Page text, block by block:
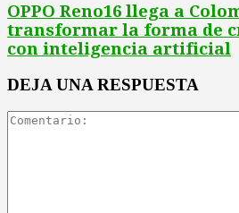
OPPO Reno16 llega a
transformar la forma de
con inteligencia artificial
DEJA UNA RESPUESTA